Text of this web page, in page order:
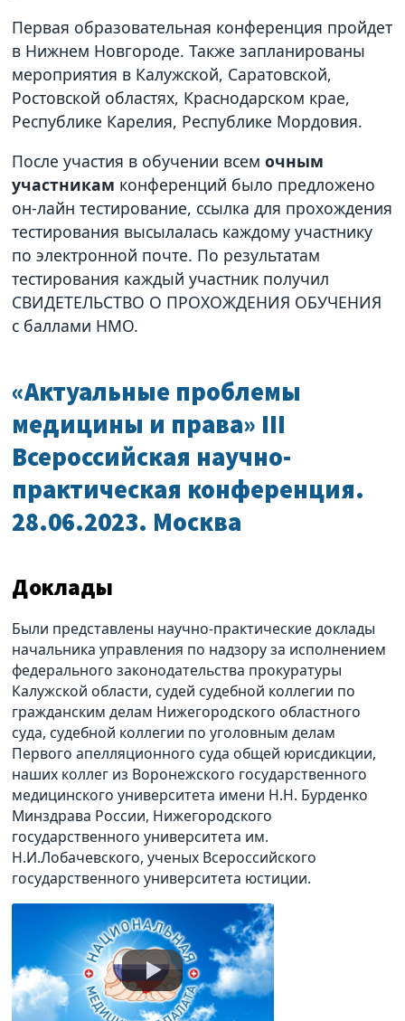
Первая образовательная конференция пройдет
в Нижнем Новгороде. Также запланированы
мероприятия в Калужской, Саратовской,
Ростовской областях, Краснодарском крае,
Республике Карелия, Республике Мордовия.
После участия в обучении всемочным
участникам конференций было предложено
он-лайн тестирование, ссылка для прохождения
тестирования высылалась каждому участнику
по электронной почте. По результатам
тестирования каждый участник получил
СВИДЕТЕЛЬСТВО О ПРОХОЖДЕНИЯ ОБУЧЕНИЯ
с баллами НМО.
«Актуальные проблемы
медицины и права» III
Всероссийская научно-
практическая конференция.
28.06.2023. Москва
Доклады
Были представлены научно-практические доклады
начальника управления по надзору за исполнением
федерального законодательства прокуратуры
Калужской области, судей судебной коллегии по
гражданским делам Нижегородского областного
суда, судебной коллегии по уголовным делам
Первого апелляционного суда общей юрисдикции,
наших коллег из Воронежского государственного
медицинского университета имени Н.Н. Бурденко
Минздрава России, Нижегородского
государственного университета им.
Н.И.Лобачевского, ученых Всероссийского
государственного университета юстиции.